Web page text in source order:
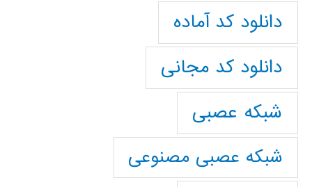
دانلود کد آماده
دانلود کد مجانی
شبکه عصبی
شبکه عصبی مصنوعی